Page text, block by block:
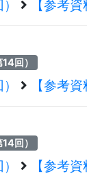
【参考
14回）
【参考
14回）
【参考